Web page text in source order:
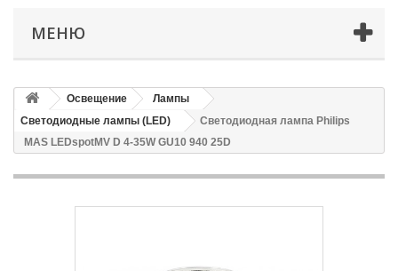
МЕНЮ
Освещение
Лампы
Светодиодные лампы (LED)
Светодиодная лампа Philips
MAS LEDspotMV D 4-35W GU10 940 25D